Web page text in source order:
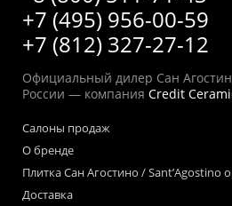
+7 (495) 956-00-59
+7 (812) 327-27-12
Официальный дилер Сан
России — компания Credit
Салоны продаж
О бренде
Плитка Сан Агостино / Sant’Agostino
Доставка